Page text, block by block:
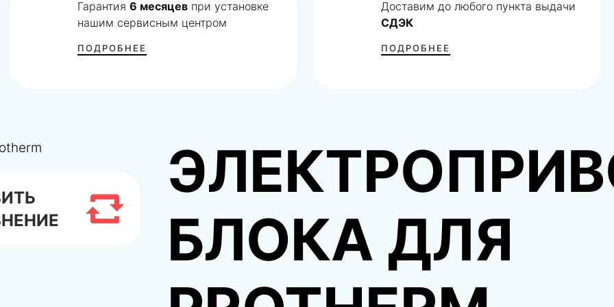
Гарантия6 месяцев при установке
нашим сервисным центром
ПОДРОБНЕЕ
Доставим до любого пункта выдачи
СДЭК
ПОДРОБНЕЕ
БЛОКА ДЛЯ